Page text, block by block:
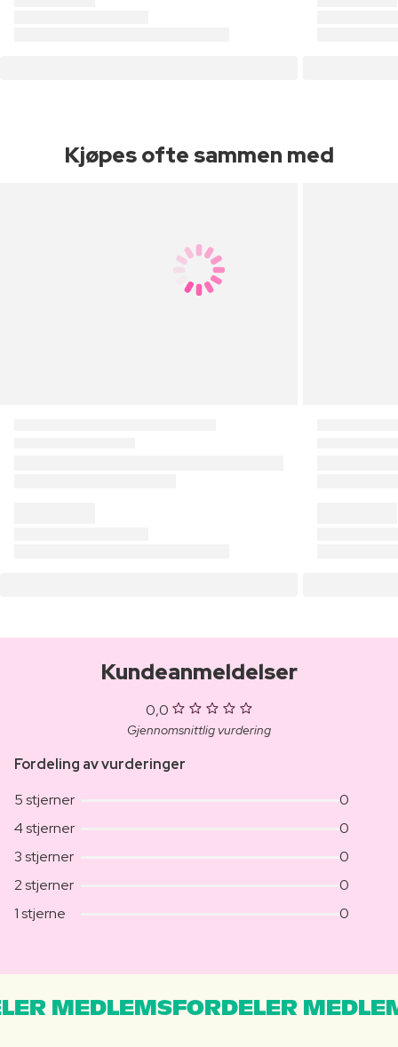
Kjøpes ofte sammen med
Kundeanmeldelser
0,0
Gjennomsnittlig vurdering
Fordeling av vurderinger
5 stjerner
0
4 stjerner
0
3 stjerner
0
2 stjerner
0
1 stjerne
0
MEDLEMSFORDELER